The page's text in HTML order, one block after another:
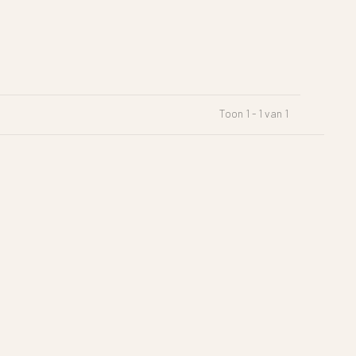
Toon 1 - 1 van 1